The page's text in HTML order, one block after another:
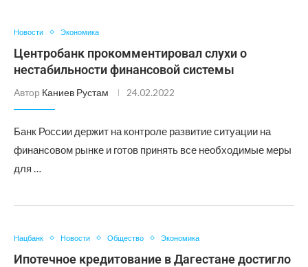
Новости Экономика
Центробанк прокомментировал слухи о
нестабильности финансовой системы
Автор Каниев Рустам 24.02.2022
Банк России держит на контроле развитие ситуации на
финансовом рынке и готов принять все необходимые меры
для …
Нацбанк Новости Общество Экономика
Ипотечное кредитование в Дагестане достигло